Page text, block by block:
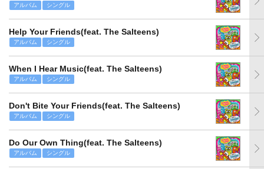
アルバム シングル
Help Your Friends(feat. The Salteens)
アルバム シングル
When I Hear Music(feat. The Salteens)
アルバム シングル
Don't Bite Your Friends(feat. The Salteens)
アルバム シングル
Do Our Own Thing(feat. The Salteens)
アルバム シングル